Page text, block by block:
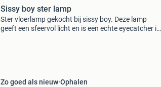
Sissy boy ster lamp
Ster vloerlamp gekocht bij sissy boy. Deze lamp
geeft een sfeervol licht en is een echte eyecatcher in
Zo goed als nieuw Ophalen